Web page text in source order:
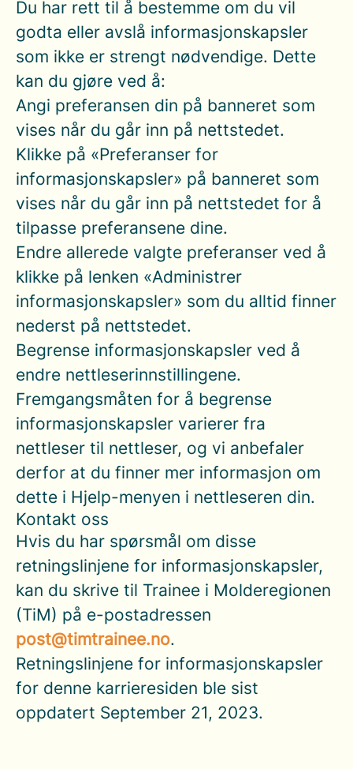
Du har rett til å bestemme om du vil
godta eller avslå informasjonskapsler
som ikke er strengt nødvendige. Dette
kan du gjøre ved å:
Angi preferansen din på banneret som
vises når du går inn på nettstedet.
Klikke på «Preferanser for
informasjonskapsler» på banneret som
vises når du går inn på nettstedet for å
tilpasse preferansene dine.
Endre allerede valgte preferanser ved å
klikke på lenken «Administrer
informasjonskapsler» som du alltid finner
nederst på nettstedet.
Begrense informasjonskapsler ved å
endre nettleserinnstillingene.
Fremgangsmåten for å begrense
informasjonskapsler varierer fra
nettleser til nettleser, og vi anbefaler
derfor at du finner mer informasjon om
dette i Hjelp-menyen i nettleseren din.
Kontakt oss
Hvis du har spørsmål om disse
retningslinjene for informasjonskapsler,
kan du skrive til Trainee i Molderegionen
(TiM) på e-postadressen
post@timtrainee.no.
Retningslinjene for informasjonskapsler
for denne karrieresiden ble sist
oppdatert September 21, 2023.